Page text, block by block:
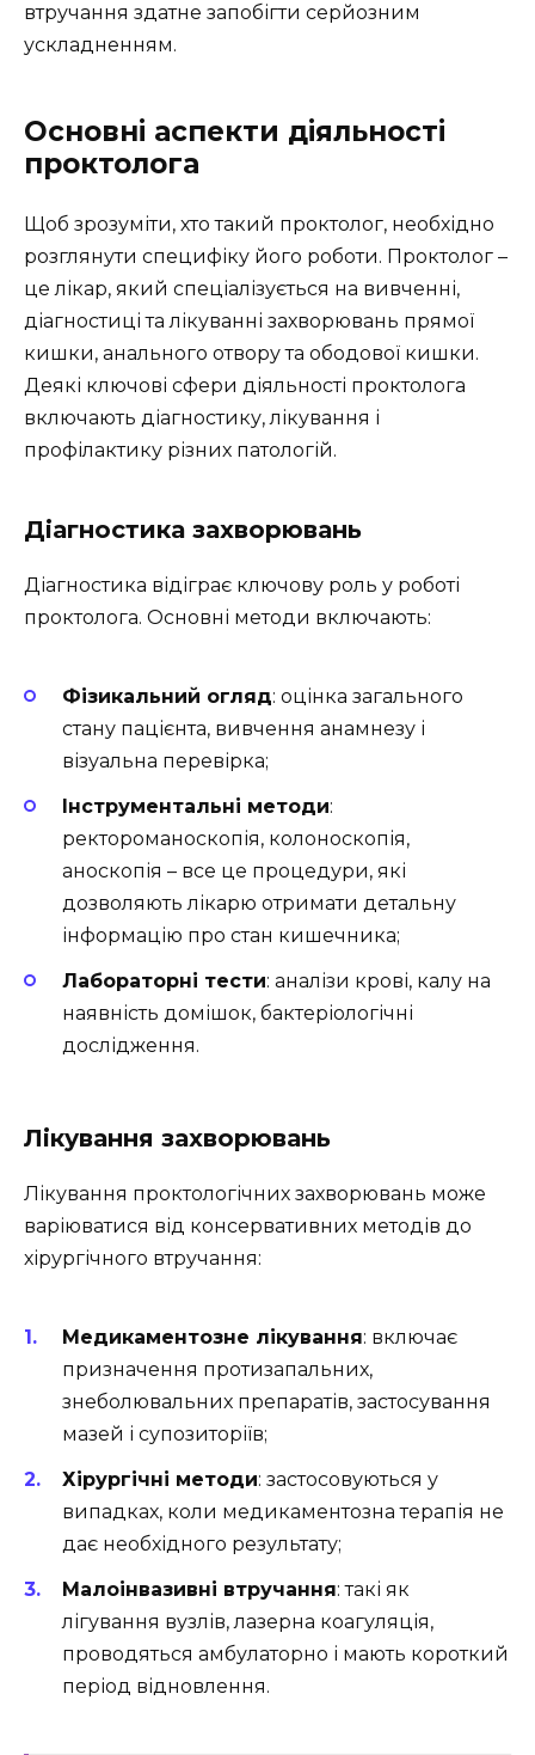
втручання здатне запобігти серйозним
ускладненням.
Основні аспекти діяльності
проктолога
Щоб зрозуміти, хто такий проктолог, необхідно
розглянути специфіку його роботи. Проктолог –
це лікар, який спеціалізується на вивченні,
діагностиці та лікуванні захворювань прямої
кишки, анального отвору та ободової кишки.
Деякі ключові сфери діяльності проктолога
включають діагностику, лікування і
профілактику різних патологій.
Діагностика захворювань
Діагностика відіграє ключову роль у роботі
проктолога. Основні методи включають:
Фізикальний огляд: оцінка загального
стану пацієнта, вивчення анамнезу і
візуальна перевірка;
Інструментальні методи:
ректороманоскопія, колоноскопія,
аноскопія – все це процедури, які
дозволяють лікарю отримати детальну
інформацію про стан кишечника;
Лабораторні тести: аналізи крові, калу на
наявність домішок, бактеріологічні
дослідження.
Лікування захворювань
Лікування проктологічних захворювань може
варіюватися від консервативних методів до
хірургічного втручання:
Медикаментозне лікування: включає
призначення протизапальних,
знеболювальних препаратів, застосування
мазей і супозиторіїв;
Хірургічні методи: застосовуються у
випадках, коли медикаментозна терапія не
дає необхідного результату;
Малоінвазивні втручання: такі як
лігування вузлів, лазерна коагуляція,
проводяться амбулаторно і мають короткий
період відновлення.